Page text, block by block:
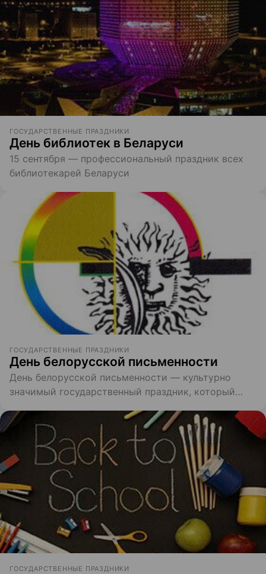
ГОСУДАРСТВЕННЫЕ ПРАЗДНИКИ
День библиотек в Беларуси
15 сентября — профессиональный праздник всех
библиотекарей Беларуси
ГОСУДАРСТВЕННЫЕ ПРАЗДНИКИ
День белорусской письменности
День белорусской письменности — культурно
значимый государственный праздник, который
сентября.
ГОСУДАРСТВЕННЫЕ ПРАЗДНИКИ